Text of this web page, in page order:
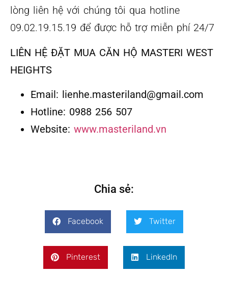
lòng liên hệ với chúng tôi qua hotline
09.02.19.15.19 để được hỗ trợ miễn phí 24/7
LIÊN HỆ ĐẶT MUA CĂN HỘ MASTERI WEST
HEIGHTS
Email: lienhe.masteriland@gmail.com
Hotline: 0988 256 507
Website: www.masteriland.vn
Chia sẻ:
Facebook Twitter
Pinterest LinkedIn